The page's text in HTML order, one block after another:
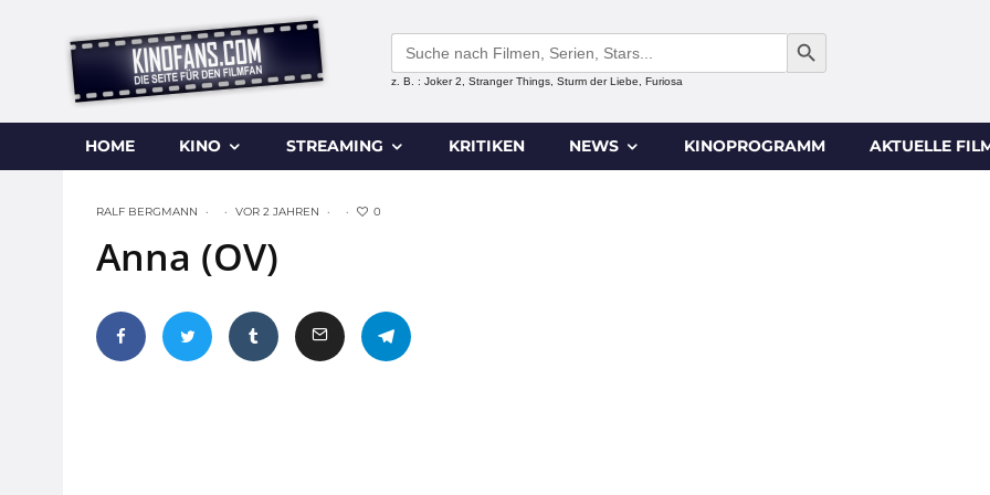
Search
for:
SEARCH BUTTON
z. B. : Joker 2, Stranger Things, Sturm der Liebe, Furiosa
HOME KINO STREAMING KRITIKEN NEWS KINOPROGRAMM AKTUELLE
RALF BERGMANN · · VOR 2 JAHREN · · 0
Anna (OV)